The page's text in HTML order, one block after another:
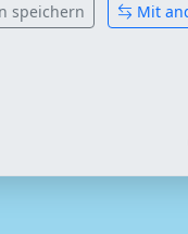
speichern Mit